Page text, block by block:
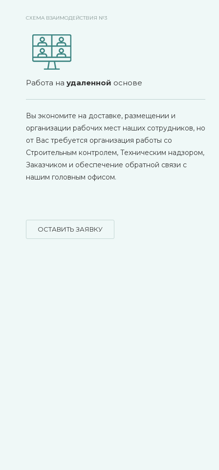
СХЕМА ВЗАИМОДЕЙСТВИЯ №3
Работа на удаленной основе
Вы экономите на доставке, размещении и
организации рабочих мест наших сотрудников, но
от Вас требуется организация работы со
Строительным контролем, Техническим надзором,
Заказчиком и обеспечение обратной связи с
нашим головным офисом.
ОСТАВИТЬ ЗАЯВКУ